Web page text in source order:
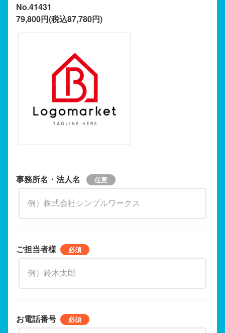
No.41431
79,800円(税込87,780円)
事務所名・法人名
ご担当者様
お電話番号